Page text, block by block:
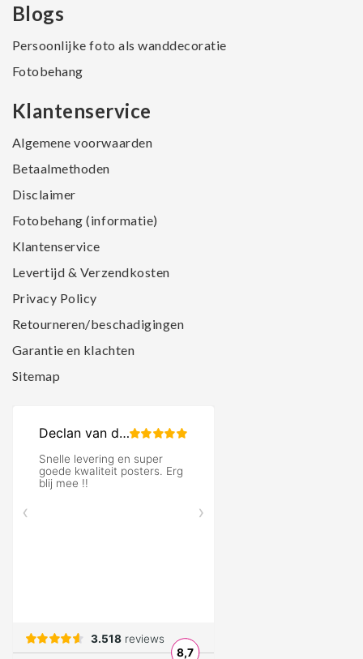
Blogs
Persoonlijke foto als wanddecoratie
Fotobehang
Klantenservice
Algemene voorwaarden
Betaalmethoden
Disclaimer
Fotobehang (informatie)
Klantenservice
Levertijd & Verzendkosten
Privacy Policy
Retourneren/beschadigingen
Garantie en klachten
Sitemap